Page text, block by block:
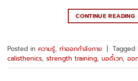
CONTINUE READING
Posted in ความรู้, ท่าออกกำลังกาย | Tagged
calisthenics, strength training, บอดี้เวท, ออ